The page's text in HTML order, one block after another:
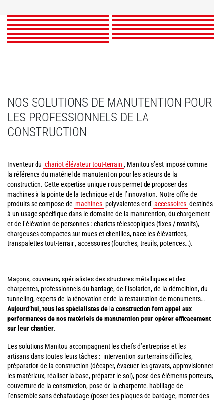
DÉCOUVRIR DÉCOUVRIR
DÉCOUVRIR DÉCOUVRIR
DÉCOUVRIR DÉCOUVRIR
DÉCOUVRIR DÉCOUVRIR
DÉCOUVRIR DÉCOUVRIR
DÉCOUVRIR
NOS SOLUTIONS DE MANUTENTION POUR
LES PROFESSIONNELS DE LA
CONSTRUCTION
Inventeur du chariot élévateur tout-terrain , Manitou s’est imposé comme
la référence du matériel de manutention pour les acteurs de la
construction. Cette expertise unique nous permet de proposer des
machines à la pointe de la technique et de l’innovation. Notre offre de
produits se compose de machines polyvalentes et d’accessoires destinés
à un usage spécifique dans le domaine de la manutention, du chargement
et de l’élévation de personnes : chariots télescopiques (fixes / rotatifs),
chargeuses compactes sur roues et chenilles, nacelles élévatrices,
transpalettes tout-terrain, accessoires (fourches, treuils, potences…).
Maçons, couvreurs, spécialistes des structures métalliques et des
charpentes, professionnels du bardage, de l’isolation, de la démolition, du
tunneling, experts de la rénovation et de la restauration de monuments…
Aujourd’hui, tous les spécialistes de la construction font appel aux
performances de nos matériels de manutention pour opérer efficacement
sur leur chantier.
Les solutions Manitou accompagnent les chefs d’entreprise et les
artisans dans toutes leurs tâches : intervention sur terrains difficiles,
préparation de la construction (décaper, évacuer les gravats, approvisionner
les matériaux, réaliser la base, préparer le sol), pose des éléments porteurs,
couverture de la construction, pose de la charpente, habillage de
l’ensemble sans échafaudage (poser des plaques de bardage, monter des